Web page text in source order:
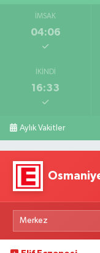
İMSAK
04:06
İKINDI
16:33
Aylık Vakitler